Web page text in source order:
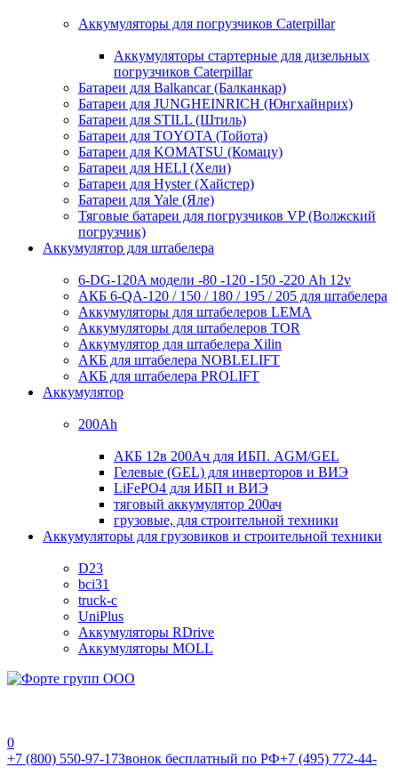
Аккумуляторы для погрузчиков Caterpillar
Аккумуляторы стартерные для дизельных
погрузчиков Caterpillar
Батареи для Balkancar (Балканкар)
Батареи для JUNGHEINRICH (Юнгхайнрих)
Батареи для STILL (Штиль)
Батареи для TOYOTA (Тойота)
Батареи для KOMATSU (Комацу)
Батареи для HELI (Хели)
Батареи для Hyster (Хайстер)
Батареи для Yale (Яле)
Тяговые батареи для погрузчиков VP (Волжский
погрузчик)
Аккумулятор для штабелера
6-DG-120A модели -80 -120 -150 -220 Ah 12v
АКБ 6-QA-120 / 150 / 180 / 195 / 205 для штабелера
Аккумуляторы для штабелеров LEMA
Аккумуляторы для штабелеров TOR
Аккумулятор для штабелера Xilin
АКБ для штабелера NOBLELIFT
АКБ для штабелера PROLIFT
Аккумулятор
200Ah
АКБ 12в 200Ач для ИБП. AGM/GEL
Гелевые (GEL) для инверторов и ВИЭ
LiFePO4 для ИБП и ВИЭ
тяговый аккумулятор 200ач
грузовые, для строительной техники
Аккумуляторы для грузовиков и строительной техники
D23
bci31
truck-c
UniPlus
Аккумуляторы RDrive
Аккумуляторы MOLL
0
+7 (800) 550-97-17Звонок бесплатный по РФ+7 (495) 772-44-